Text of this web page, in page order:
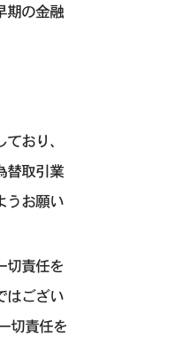
期の金融
おり、
替取引業
うお願い
切責任を
はござい
切責任を